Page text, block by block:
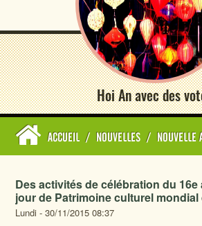
Hoi An avec des
ACCUEIL / NOUVELLES / NOUVELLE
Des activités de célébration du
jour de Patrimoine culturel mondial
Lundi - 30/11/2015 08:37